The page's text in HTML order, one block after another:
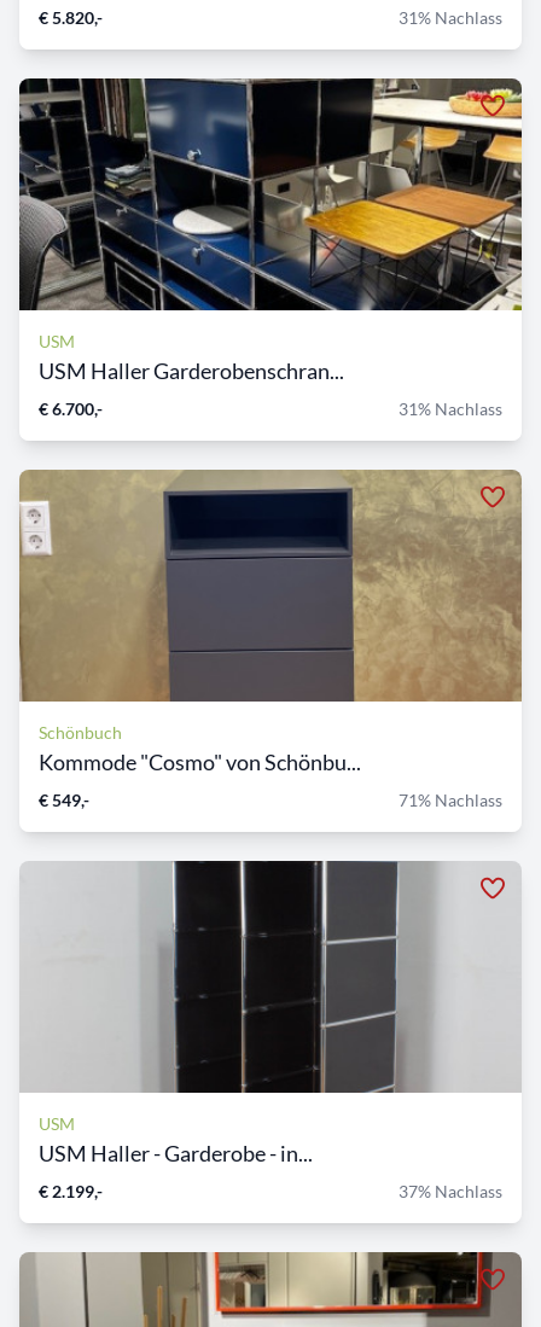
€ 5.820,- 31% Nachlass
USM
USM Haller Garderobenschran...
€ 6.700,- 31% Nachlass
Schönbuch
Kommode "Cosmo" von Schönbu...
€ 549,- 71% Nachlass
USM
USM Haller - Garderobe - in...
€ 2.199,- 37% Nachlass